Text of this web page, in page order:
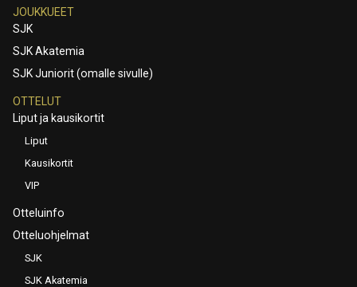
JOUKKUEET
SJK
SJK Akatemia
SJK Juniorit (omalle sivulle)
OTTELUT
Liput ja kausikortit
Liput
Kausikortit
VIP
Otteluinfo
Otteluohjelmat
SJK
SJK Akatemia